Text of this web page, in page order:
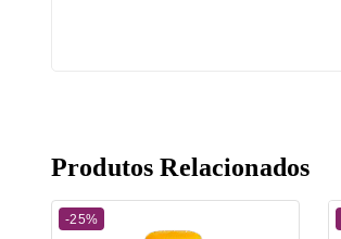
Produtos Relacionados
-25%